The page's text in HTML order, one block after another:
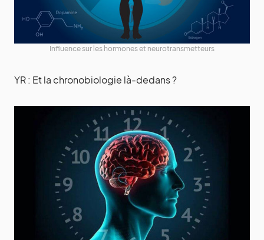
Influence sur les hormones et neurotransmetteurs
YR : Et la chronobiologie là-dedans ?